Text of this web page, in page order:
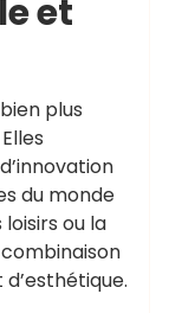
et
plus
du monde
ou la